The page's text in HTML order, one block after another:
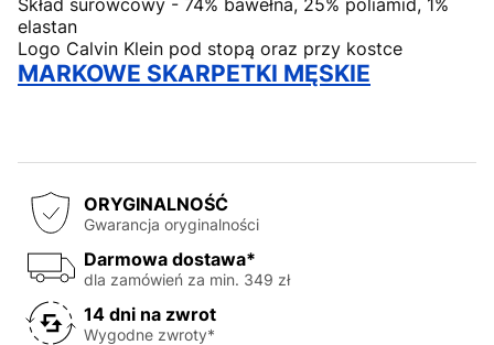
Skład surowcowy - 74% bawełna, 25% poliamid, 1%
elastan
Logo Calvin Klein pod stopą oraz przy kostce
MARKOWE SKARPETKI MĘSKIE
ORYGINALNOŚĆ
Gwarancja oryginalności
Darmowa dostawa*
dla zamówień za min. 349 zł
14 dni na zwrot
Wygodne zwroty*